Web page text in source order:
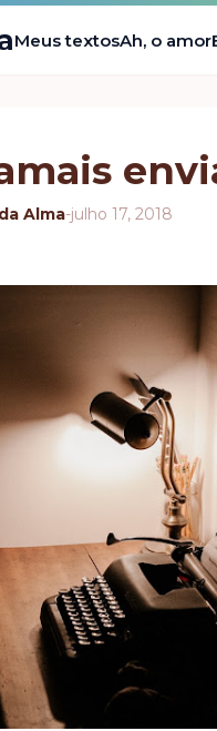
Meus textosAh, o amor
Alma-julho 17, 2018